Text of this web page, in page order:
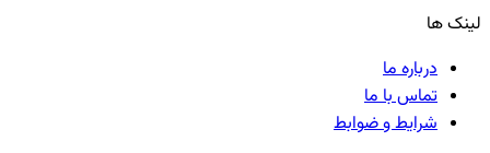
لینک ها
درباره ما
تماس با ما
شرایط و ضوابط